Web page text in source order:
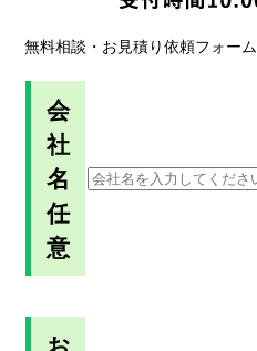
無料相談・お見積り依頼フォーム
会
社
名
任
意